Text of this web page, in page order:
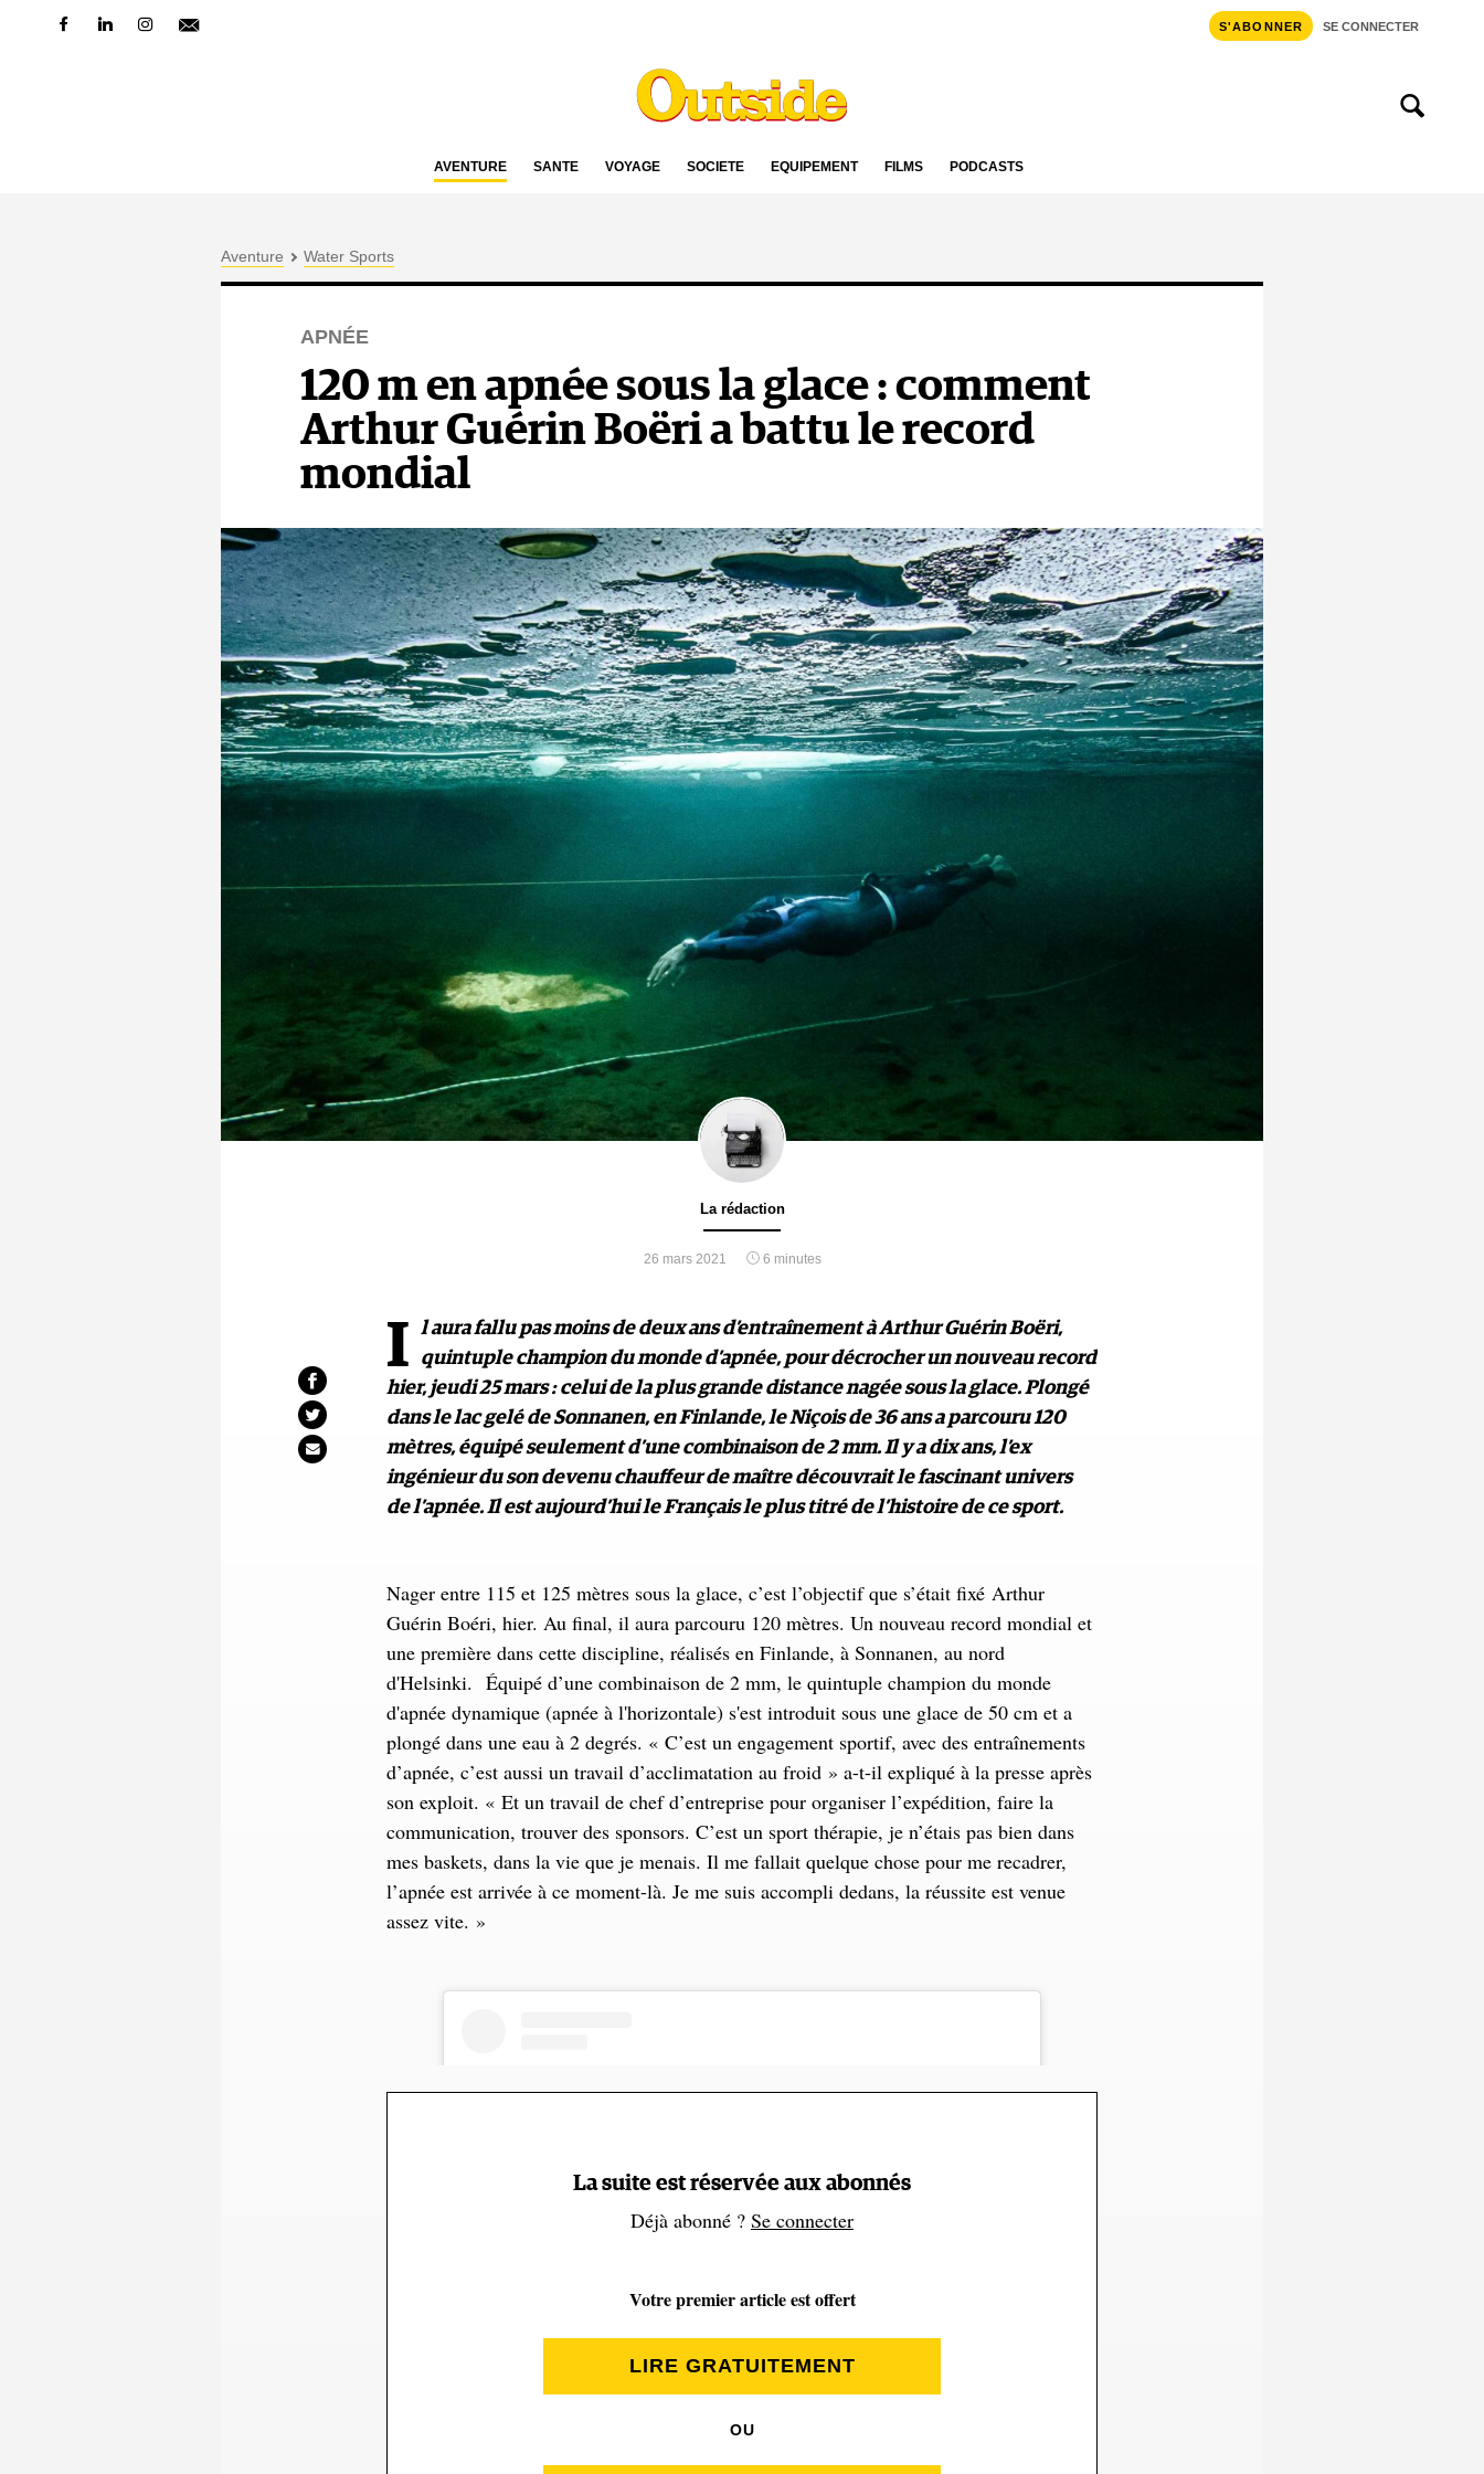
S'ABONNER SE CONNECTER
AVENTURE SANTÉ VOYAGE SOCIÉTÉ ÉQUIPEMENT FILMS PODCASTS
Aventure Water Sports
APNÉE
120 m en apnée sous la glace : comment
Arthur Guérin Boëri a battu le record
mondial
La rédaction
26 mars 2021 6 minutes
I
l aura fallu pas moins de deux ans d’entraînement à Arthur Guérin Boëri,
quintuple champion du monde d’apnée, pour décrocher un nouveau record
hier, jeudi 25 mars : celui de la plus grande distance nagée sous la glace. Plongé
dans le lac gelé de Sonnanen, en Finlande, le Niçois de 36 ans a parcouru 120
mètres, équipé seulement d’une combinaison de 2 mm. Il y a dix ans, l’ex
ingénieur du son devenu chauffeur de maître découvrait le fascinant univers
de l’apnée. Il est aujourd’hui le Français le plus titré de l’histoire de ce sport.
Nager entre 115 et 125 mètres sous la glace, c’est l’objectif que s’était fixé Arthur
Guérin Boéri, hier. Au final, il aura parcouru 120 mètres. Un nouveau record mondial et
une première dans cette discipline, réalisés en Finlande, à Sonnanen, au nord
d'Helsinki. Équipé d’une combinaison de 2 mm, le quintuple champion du monde
d'apnée dynamique (apnée à l'horizontale) s'est introduit sous une glace de 50 cm et a
plongé dans une eau à 2 degrés. « C’est un engagement sportif, avec des entraînements
d’apnée, c’est aussi un travail d’acclimatation au froid » a-t-il expliqué à la presse après
son exploit. « Et un travail de chef d’entreprise pour organiser l’expédition, faire la
communication, trouver des sponsors. C’est un sport thérapie, je n’étais pas bien dans
mes baskets, dans la vie que je menais. Il me fallait quelque chose pour me recadrer,
l’apnée est arrivée à ce moment-là. Je me suis accompli dedans, la réussite est venue
assez vite. »
La suite est réservée aux abonnés
Déjà abonné ? Se connecter
Votre premier article est offert
LIRE GRATUITEMENT
OU